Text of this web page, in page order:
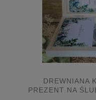
DREWNIANA
PREZENT NA